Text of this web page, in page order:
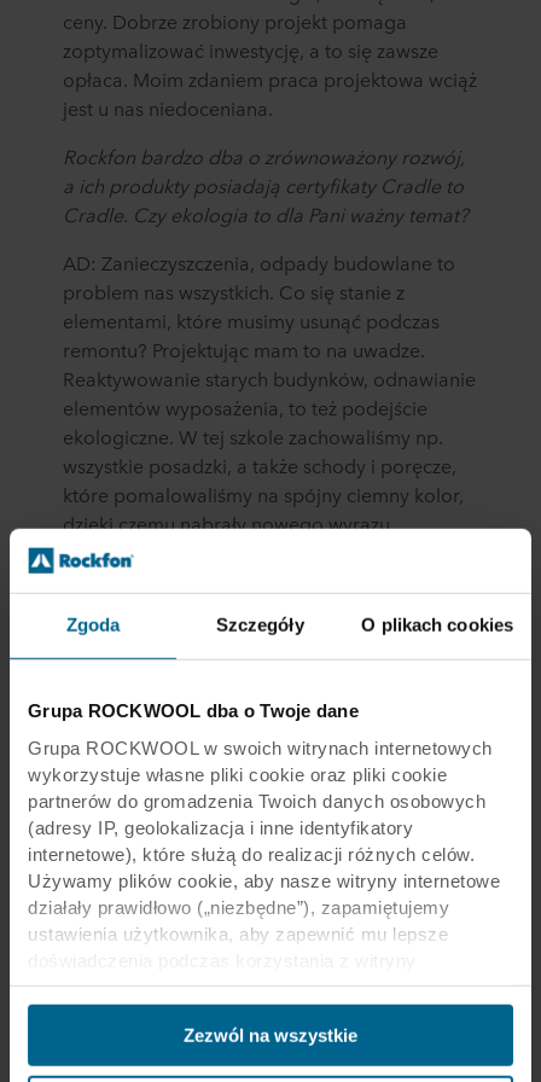
Zgoda Szczegóły O plikach cookies
Grupa ROCKWOOL dba o Twoje dane
Grupa ROCKWOOL w swoich witrynach internetowych
wykorzystuje własne pliki cookie oraz pliki cookie
partnerów do gromadzenia Twoich danych osobowych
(adresy IP, geolokalizacja i inne identyfikatory
internetowe), które służą do realizacji różnych celów.
Używamy plików cookie, aby nasze witryny internetowe
działały prawidłowo („niezbędne”), zapamiętujemy
ustawienia użytkownika, aby zapewnić mu lepsze
(„funkcjonalne”), analizujemy jego zachowanie w celu
optymalizacji witryn („statystyczne”) oraz
ukierunkowujemy nasze treści i reklamy w mediach
społecznościowych i zewnętrznych witrynach
Zezwól na wszystkie
ceny. Dobrze zrobiony projekt pomaga
zoptymalizować inwestycję, a to się zawsze
opłaca. Moim zdaniem praca projektowa wciąż
jest u nas niedoceniana.
Rockfon bardzo dba o zrównoważony rozwój,
a ich produkty posiadają certyfikaty Cradle to
Cradle. Czy ekologia to dla Pani ważny temat?
AD: Zanieczyszczenia, odpady budowlane to
problem nas wszystkich. Co się stanie z
elementami, które musimy usunąć podczas
remontu? Projektując mam to na uwadze.
Reaktywowanie starych budynków, odnawianie
elementów wyposażenia, to też podejście
ekologiczne. W tej szkole zachowaliśmy np.
wszystkie posadzki, a także schody i poręcze,
które pomalowaliśmy na spójny ciemny kolor,
dzięki czemu nabrały nowego wyrazu.
Dziękujemy za rozmowę.
Produkty powiązane
Rockfon Color-all
Płyty i Panele | Sufity modularne | Sufity deco
Rockfon Color-all Special
Rockfon Blanka
Płyty i Panele | Sufity modularne | Sufity design